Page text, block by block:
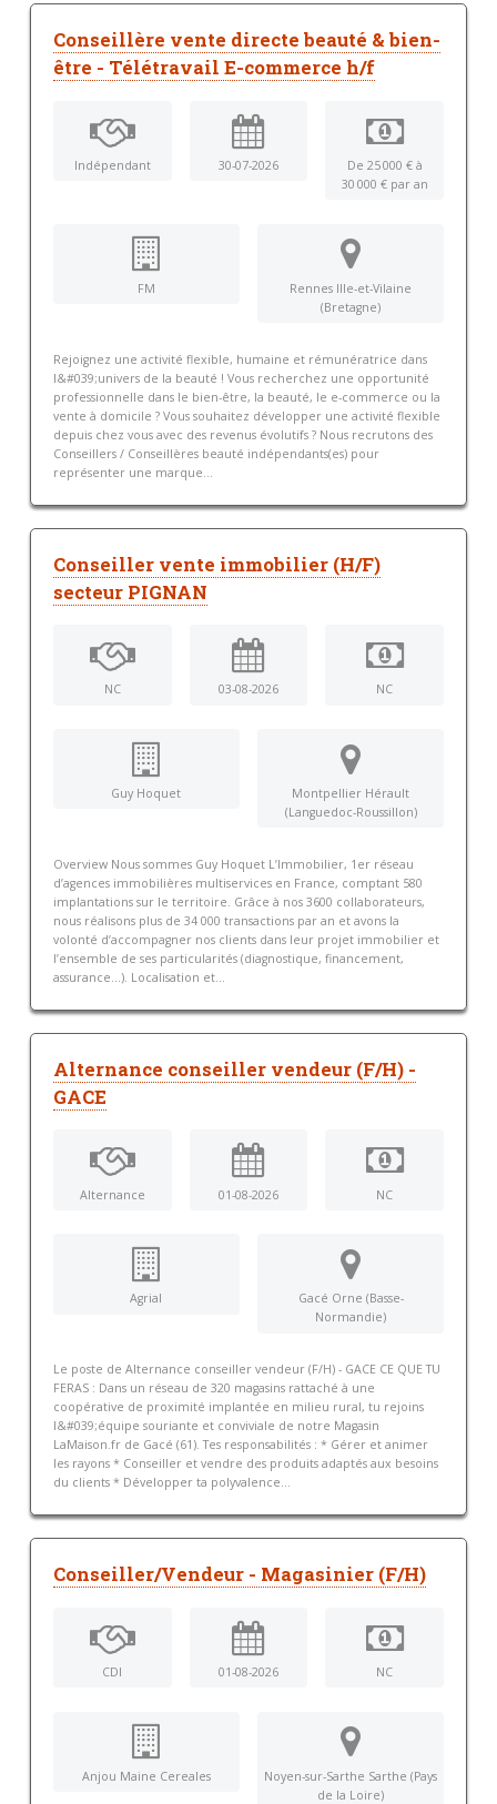
Conseillère vente directe beauté & bien-
être - Télétravail E-commerce h/f
Indépendant 30-07-2026
De 25 000 € à
30 000 € par an
FM
Rennes Ille-et-Vilaine
(Bretagne)
Rejoignez une activité flexible, humaine et rémunératrice dans
l&#039;univers de la beauté ! Vous recherchez une opportunité
professionnelle dans le bien-être, la beauté, le e-commerce ou la
vente à domicile ? Vous souhaitez développer une activité flexible
depuis chez vous avec des revenus évolutifs ? Nous recrutons des
Conseillers / Conseillères beauté indépendants(es) pour
représenter une marque...
Conseiller vente immobilier (H/F)
secteur PIGNAN
NC 03-08-2026 NC
Guy Hoquet
Montpellier Hérault
(Languedoc-Roussillon)
Overview Nous sommes Guy Hoquet L’Immobilier, 1er réseau
d’agences immobilières multiservices en France, comptant 580
implantations sur le territoire. Grâce à nos 3600 collaborateurs,
nous réalisons plus de 34 000 transactions par an et avons la
volonté d’accompagner nos clients dans leur projet immobilier et
l’ensemble de ses particularités (diagnostique, financement,
assurance...). Localisation et...
Alternance conseiller vendeur (F/H) -
GACE
Alternance 01-08-2026 NC
Agrial
Gacé Orne (Basse-
Normandie)
Le poste de Alternance conseiller vendeur (F/H) - GACE CE QUE TU
FERAS : Dans un réseau de 320 magasins rattaché à une
coopérative de proximité implantée en milieu rural, tu rejoins
l&#039;équipe souriante et conviviale de notre Magasin
LaMaison.fr de Gacé (61). Tes responsabilités : * Gérer et animer
les rayons * Conseiller et vendre des produits adaptés aux besoins
du clients * Développer ta polyvalence...
Conseiller/Vendeur - Magasinier (F/H)
CDI 01-08-2026 NC
Anjou Maine Cereales
Noyen-sur-Sarthe Sarthe (Pays
de la Loire)